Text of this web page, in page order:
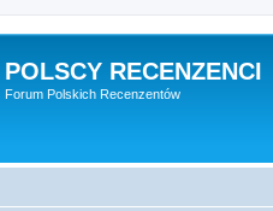
POLSCY RECENZENCI
Forum Polskich Recenzentów